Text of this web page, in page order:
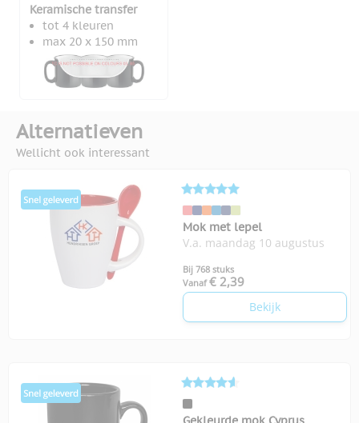
Keramische transfer
tot 4 kleuren
max 20 x 150 mm
Alternatieven
Wellicht ook interessant
Mok met lepel
V.a. maandag 10 augustus
Bij 768 stuks
Vanaf € 2,39
Bekijk